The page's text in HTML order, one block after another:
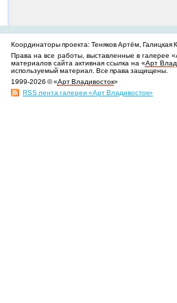
Координаторы проекта: Теняков Артём, Галицкая
Права на все работы, выставленные в галерее
материалов сайта активная ссылка на «Арт
используемый материал. Все права защищены.
1999-2026 © «Арт Владивосток»
RSS лента галереи «Арт Владивосток»